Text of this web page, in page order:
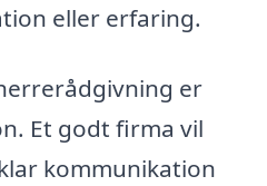
eller erfaring.
er
Et godt firma vil
kommunikation